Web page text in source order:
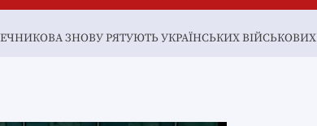
ЗНОВУ РЯТУЮТЬ УКРАЇНСЬКИХ ВІЙСЬКОВИХ